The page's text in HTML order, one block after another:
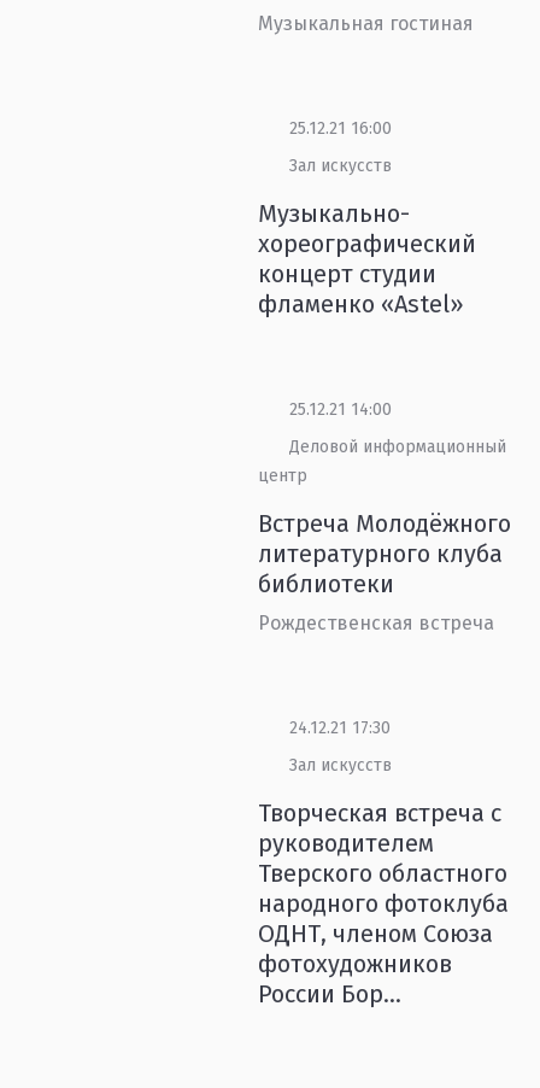
Музыкальная гостиная
25.12.21 16:00
Зал искусств
Музыкально-
хореографический
концерт студии
фламенко «Astel»
25.12.21 14:00
Деловой информационный
центр
Встреча Молодёжного
литературного клуба
библиотеки
Рождественская встреча
24.12.21 17:30
Зал искусств
Творческая встреча с
руководителем
Тверского областного
народного фотоклуба
ОДНТ, членом Союза
фотохудожников
России Бор...